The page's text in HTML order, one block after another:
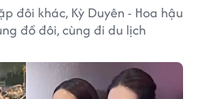
đôi khác, Kỳ Duyên - Hoa hậu
đồ đôi, cùng đi du lịch